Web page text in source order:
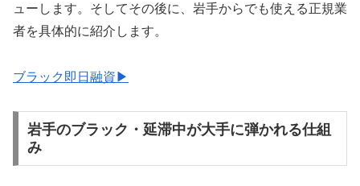
ューします。そしてその後に、岩手からでも使える正規業
者を具体的に紹介します。
ブラック即日融資▶
岩手のブラック・延滞中が大手に弾かれる仕組
み